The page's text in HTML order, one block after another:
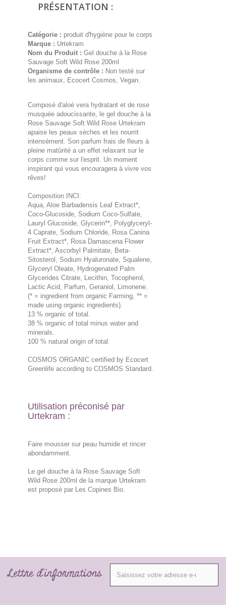
PRÉSENTATION :
Catégorie : produit d'hygiène pour le corps
Marque : Urtekram
Nom du Produit : Gel douche à la Rose
Sauvage Soft Wild Rose 200ml
Organisme de contrôle : Non testé sur
les animaux, Ecocert Cosmos, Vegan.
Composé d'aloé vera hydratant et de rose
musquée adoucissante, le gel douche à la
Rose Sauvage Soft Wild Rose Urtekram
apaise les peaux sèches et les nourrit
intensément. Son parfum frais de fleurs à
pleine matûrité a un effet relaxant sur le
corps comme sur l'esprit. Un moment
inspirant qui vous encouragera à vivre vos
rêves!
Composition INCI:
Aqua, Aloe Barbadensis Leaf Extract*,
Coco-Glucoside, Sodium Coco-Sulfate,
Lauryl Glucoside, Glycerin**, Polyglyceryl-
4 Caprate, Sodium Chloride, Rosa Canina
Fruit Extract*, Rosa Damascena Flower
Extract*, Ascorbyl Palmitate, Beta-
Sitosterol, Sodium Hyaluronate, Squalene,
Glyceryl Oleate, Hydrogenated Palm
Glycerides Citrate, Lecithin, Tocopherol,
Lactic Acid, Parfum, Geraniol, Limonene.
(* = ingredient from organic Farming, ** =
made using organic ingredients).
13 % organic of total.
38 % organic of total minus water and
minerals.
100 % natural origin of total.
COSMOS ORGANIC certified by Ecocert
Greenlife according to COSMOS Standard.
Utilisation préconisé par
Urtekram :
Faire mousser sur peau humide et rincer
abondamment.
Le gel douche à la Rose Sauvage Soft
Wild Rose 200ml de la marque Urtekram
est proposé par Les Copines Bio.
Lettre d'informations